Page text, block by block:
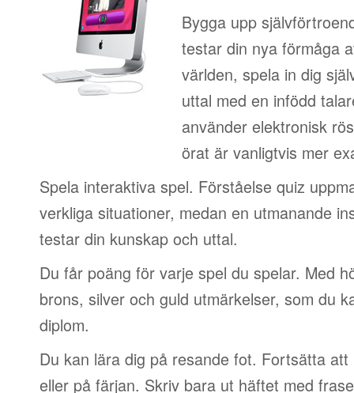
Bygga upp
testar din nya förmåga
världen, spela in dig
uttal med en infödd
använder elektronisk
örat är vanligtvis mer
Spela interaktiva spel. Förståelse quiz
verkliga situationer, medan en utmanande
testar din kunskap och uttal.
Du får poäng för varje spel du spelar. Med
brons, silver och guld utmärkelser, som du
diplom.
Du kan lära dig på resande fot. Fortsätta
eller på färjan. Skriv bara ut häftet med